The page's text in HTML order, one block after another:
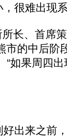
很难出现
、首席策
的中后阶
“如果周四
出来之前